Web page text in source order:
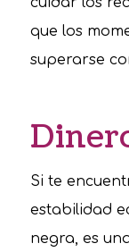
que los
superarse
Si te
estabilidad
negra, es